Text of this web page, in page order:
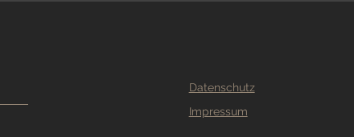
Datenschutz
Impressum